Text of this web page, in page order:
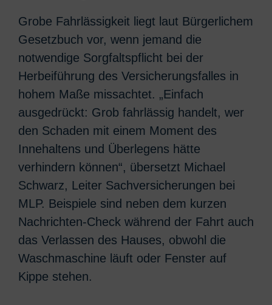
Grobe Fahrlässigkeit liegt laut Bürgerlichem
Gesetzbuch vor, wenn jemand die
notwendige Sorgfaltspflicht bei der
Herbeiführung des Versicherungsfalles in
hohem Maße missachtet. „Einfach
ausgedrückt: Grob fahrlässig handelt, wer
den Schaden mit einem Moment des
Innehaltens und Überlegens hätte
verhindern können“, übersetzt Michael
Schwarz, Leiter Sachversicherungen bei
MLP. Beispiele sind neben dem kurzen
Nachrichten-Check während der Fahrt auch
das Verlassen des Hauses, obwohl die
Waschmaschine läuft oder Fenster auf
Kippe stehen.